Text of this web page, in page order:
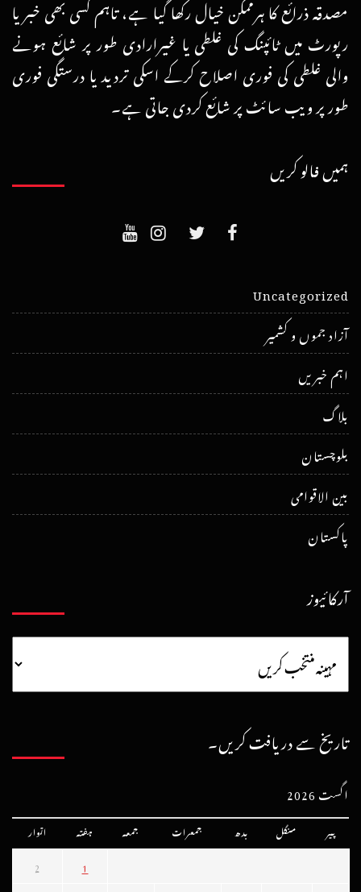
مصدقہ ذرائع کا ہرممکن خیال رکھا گیا ہے، تاہم کسی بھی خبر یا
رپورٹ میں ٹائپنگ کی غلطی یا غیرارادی طور پر شائع ہونے
والی غلطی کی فوری اصلاح کرکے اسکی تردید یا درستگی فوری
طور پر ویب سائٹ پر شائع کردی جاتی ہے۔
ہمیں فالو کریں
Uncategorized
آزاد جموں و کشمیر
اہم خبریں
بلاگ
بلوچستان
بین الاقوامی
پاکستان
آرکائیوز
تاریخ سے دریافت کریں۔
اگست 2026
پیر منگل بدھ جمعرات جمعہ ہفتہ اتوار
1
2